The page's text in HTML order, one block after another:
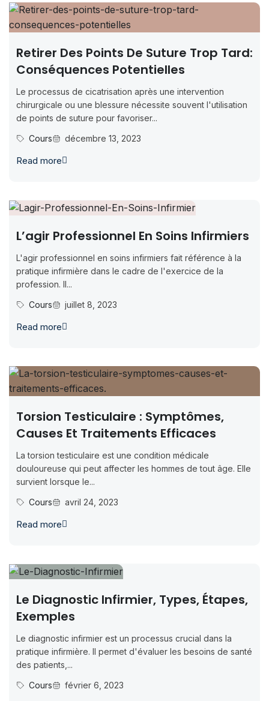
Retirer Des Points De Suture Trop Tard:
Conséquences Potentielles
Le processus de cicatrisation après une intervention
chirurgicale ou une blessure nécessite souvent l'utilisation
de points de suture pour favoriser...
Cours
décembre 13, 2023
Read more
L’agir Professionnel En Soins Infirmiers
L'agir professionnel en soins infirmiers fait référence à la
pratique infirmière dans le cadre de l'exercice de la
profession. Il...
Cours
juillet 8, 2023
Read more
Torsion Testiculaire : Symptômes,
Causes Et Traitements Efficaces
La torsion testiculaire est une condition médicale
douloureuse qui peut affecter les hommes de tout âge. Elle
survient lorsque le...
Cours
avril 24, 2023
Read more
Le Diagnostic Infirmier, Types, Étapes,
Exemples
Le diagnostic infirmier est un processus crucial dans la
pratique infirmière. Il permet d'évaluer les besoins de santé
des patients,...
Cours
février 6, 2023